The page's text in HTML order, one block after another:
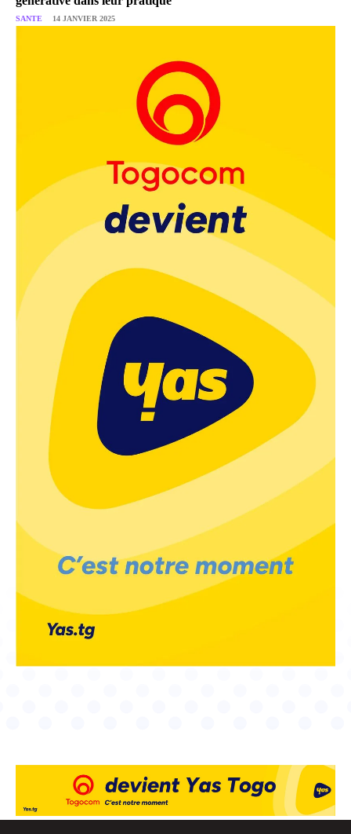
SANTE 14 JANVIER 2025